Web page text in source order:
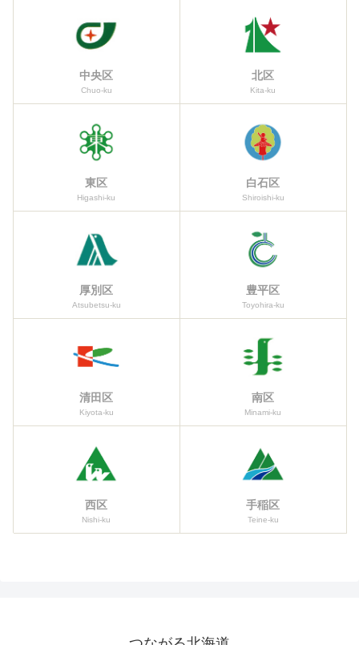
中央区
Chuo-ku
北区
Kita-ku
東区
Higashi-ku
白石区
Shiroishi-ku
厚別区
Atsubetsu-ku
豊平区
Toyohira-ku
清田区
Kiyota-ku
南区
Minami-ku
西区
Nishi-ku
手稲区
Teine-ku